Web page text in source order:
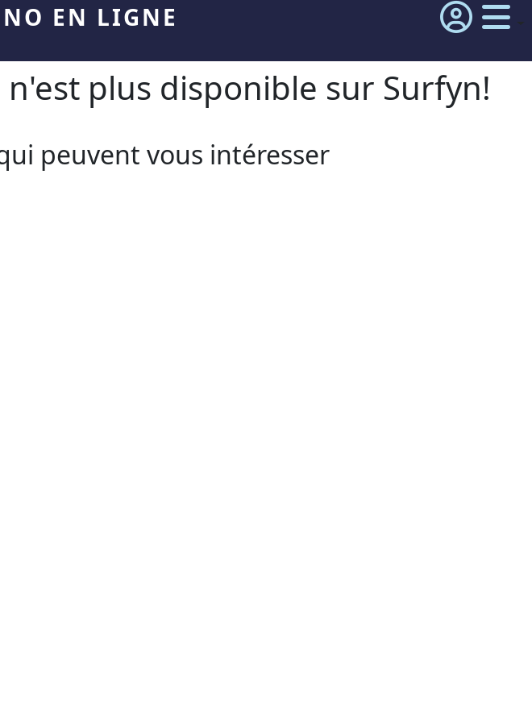
EN LIGNE
plus disponible sur Surfyn!
peuvent vous intéresser